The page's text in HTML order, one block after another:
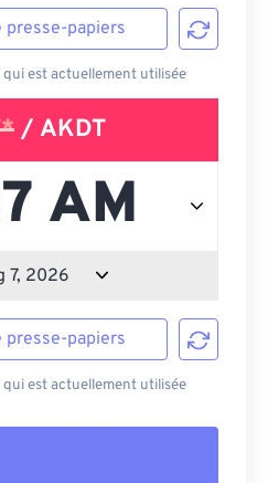
presse-papiers
qui est actuellement utilisée
/ AKDT
presse-papiers
qui est actuellement utilisée